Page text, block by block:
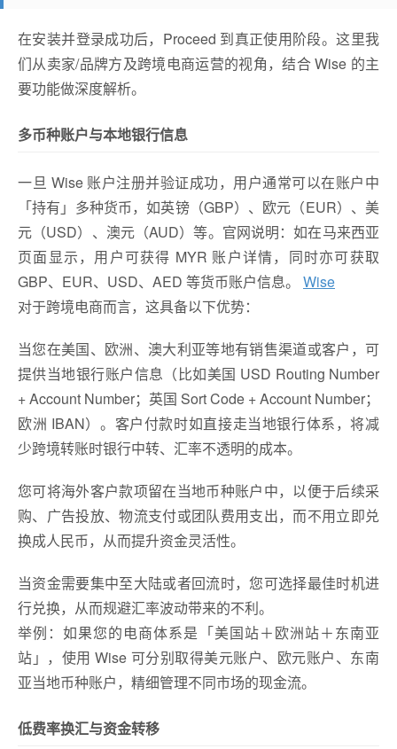
在安装并登录成功后，Proceed 到真正使用阶段。这里我
们从卖家/品牌方及跨境电商运营的视角，结合 Wise 的主
要功能做深度解析。
多币种账户与本地银行信息
一旦 Wise 账户注册并验证成功，用户通常可以在账户中
「持有」多种货币，如英镑（GBP）、欧元（EUR）、美
元（USD）、澳元（AUD）等。官网说明：如在马来西亚
页面显示，用户可获得 MYR 账户详情，同时亦可获取
GBP、EUR、USD、AED 等货币账户信息。 Wise
对于跨境电商而言，这具备以下优势：
当您在美国、欧洲、澳大利亚等地有销售渠道或客户，可
提供当地银行账户信息（比如美国 USD Routing Number
+ Account Number；英国 Sort Code + Account Number；
欧洲 IBAN）。客户付款时如直接走当地银行体系，将减
少跨境转账时银行中转、汇率不透明的成本。
您可将海外客户款项留在当地币种账户中，以便于后续采
购、广告投放、物流支付或团队费用支出，而不用立即兑
换成人民币，从而提升资金灵活性。
当资金需要集中至大陆或者回流时，您可选择最佳时机进
行兑换，从而规避汇率波动带来的不利。
举例：如果您的电商体系是「美国站＋欧洲站＋东南亚
站」，使用 Wise 可分别取得美元账户、欧元账户、东南
亚当地币种账户，精细管理不同市场的现金流。
低费率换汇与资金转移